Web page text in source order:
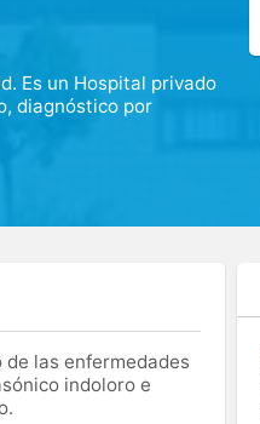
Es un Hospital privado
diagnóstico por
las enfermedades
indoloro e